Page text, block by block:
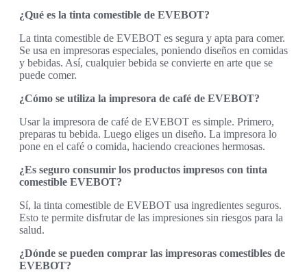
¿Qué es la tinta comestible de EVEBOT?
La tinta comestible de EVEBOT es segura y apta para comer.
Se usa en impresoras especiales, poniendo diseños en comidas
y bebidas. Así, cualquier bebida se convierte en arte que se
puede comer.
¿Cómo se utiliza la impresora de café de EVEBOT?
Usar la impresora de café de EVEBOT es simple. Primero,
preparas tu bebida. Luego eliges un diseño. La impresora lo
pone en el café o comida, haciendo creaciones hermosas.
¿Es seguro consumir los productos impresos con tinta
comestible EVEBOT?
Sí, la tinta comestible de EVEBOT usa ingredientes seguros.
Esto te permite disfrutar de las impresiones sin riesgos para la
salud.
¿Dónde se pueden comprar las impresoras comestibles de
EVEBOT?